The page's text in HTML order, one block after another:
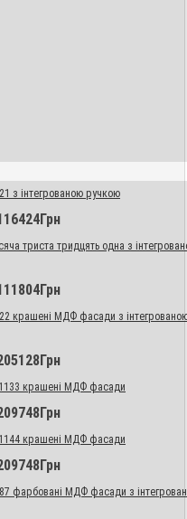
з інтегрованою ручкою
триста тридцять одна з
крашені МДФ фасади з
крашені МДФ фасади
крашені МДФ фасади
фарбовані МДФ фасади з